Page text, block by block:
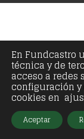
En Fundcastro
técnica y de
acceso a redes
configuración
cookies en
Aceptar